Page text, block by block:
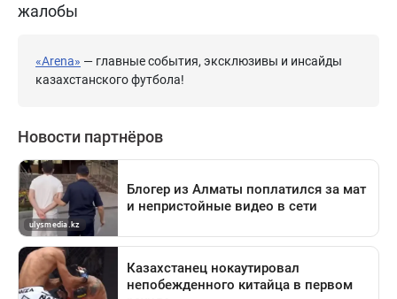
жалобы
«Arena» — главные события, эксклюзивы и инсайды
казахстанского футбола!